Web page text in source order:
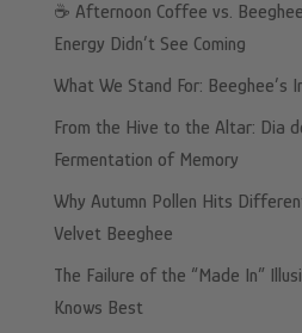
☕️ Afternoon Coffee vs.
Energy Didn’t See Coming
What We Stand For: Beeghee’s
From the Hive to the Altar: Dia
Fermentation of Memory
Why Autumn Pollen Hits
Velvet Beeghee
The Failure of the “Made In”
Knows Best